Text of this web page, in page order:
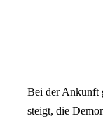
Bei der Ankunft
steigt, die